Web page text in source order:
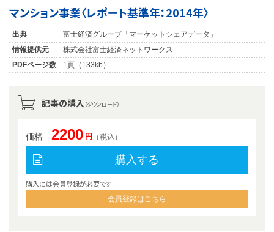
マンション事業〈レポート基準年：2014年〉
出典
富士経済グループ「マーケットシェアデータ」
情報提供元
株式会社富士経済ネットワークス
PDFページ数
1頁（133kb）
記事の購入 （ダウンロード）
価格 2200 円 （税込）
購入する
購入には会員登録が必要です
会員登録はこちら